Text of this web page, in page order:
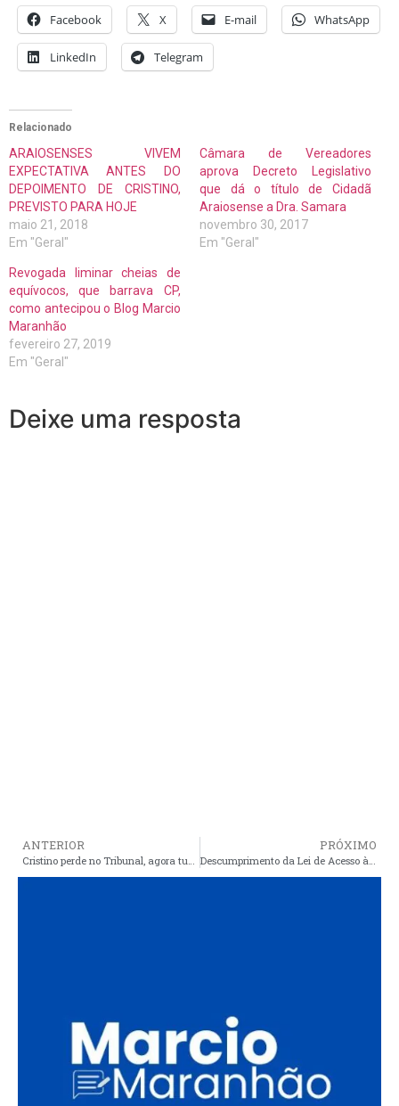
Facebook X E-mail WhatsApp
LinkedIn Telegram
Relacionado
ARAIOSENSES VIVEM
EXPECTATIVA ANTES DO
DEPOIMENTO DE CRISTINO,
PREVISTO PARA HOJE
maio 21, 2018
Em "Geral"
Câmara de Vereadores
aprova Decreto Legislativo
que dá o título de Cidadã
Araiosense a Dra. Samara
novembro 30, 2017
Em "Geral"
Revogada liminar cheias de
equívocos, que barrava CP,
como antecipou o Blog Marcio
Maranhão
fevereiro 27, 2019
Em "Geral"
Deixe uma resposta
ANTERIOR PRÓXIMO